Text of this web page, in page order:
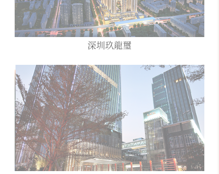
深圳玖龍璽